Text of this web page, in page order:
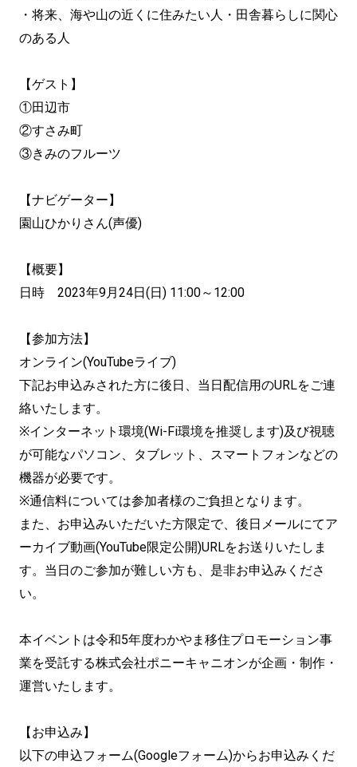
・将来、海や山の近くに住みたい人・田舎暮らしに関心
のある人
【ゲスト】
①田辺市
②すさみ町
③きみのフルーツ
【ナビゲーター】
園山ひかりさん(声優)
【概要】
日時 2023年9月24日(日) 11:00～12:00
【参加方法】
オンライン(YouTubeライブ)
下記お申込みされた方に後日、当日配信用のURLをご連
絡いたします。
※インターネット環境(Wi-Fi環境を推奨します)及び視聴
が可能なパソコン、タブレット、スマートフォンなどの
機器が必要です。
※通信料については参加者様のご負担となります。
また、お申込みいただいた方限定で、後日メールにてア
ーカイブ動画(YouTube限定公開)URLをお送りいたしま
す。当日のご参加が難しい方も、是非お申込みくださ
い。
本イベントは令和5年度わかやま移住プロモーション事
業を受託する株式会社ポニーキャニオンが企画・制作・
運営いたします。
【お申込み】
以下の申込フォーム(Googleフォーム)からお申込みくだ